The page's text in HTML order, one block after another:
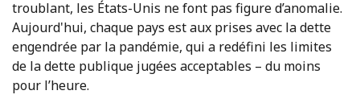
troublant, les États-Unis ne font pas figure d’anomalie.
Aujourd'hui, chaque pays est aux prises avec la dette
engendrée par la pandémie, qui a redéfini les limites
de la dette publique jugées acceptables – du moins
pour l’heure.